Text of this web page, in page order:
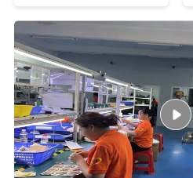
élevé Autocollant
d'effet métallique